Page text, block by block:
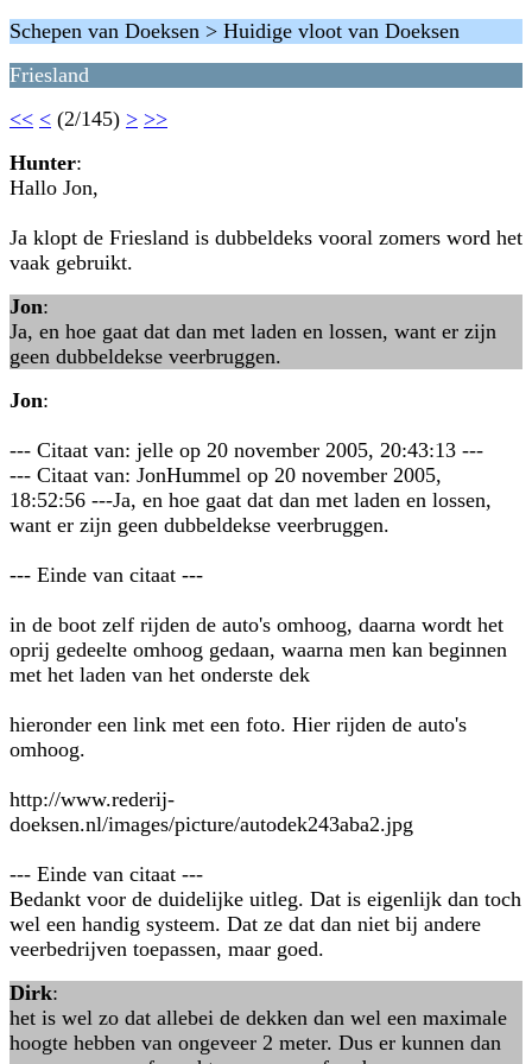
Schepen van Doeksen > Huidige vloot van Doeksen
Friesland
<< < (2/145) > >>
Hunter:
Hallo Jon,
Ja klopt de Friesland is dubbeldeks vooral zomers word het
vaak gebruikt.
Jon:
Ja, en hoe gaat dat dan met laden en lossen, want er zijn
geen dubbeldekse veerbruggen.
Jon:
--- Citaat van: jelle op 20 november 2005, 20:43:13 ---
--- Citaat van: JonHummel op 20 november 2005,
18:52:56 ---Ja, en hoe gaat dat dan met laden en lossen,
want er zijn geen dubbeldekse veerbruggen.
--- Einde van citaat ---
in de boot zelf rijden de auto's omhoog, daarna wordt het
oprij gedeelte omhoog gedaan, waarna men kan beginnen
met het laden van het onderste dek
hieronder een link met een foto. Hier rijden de auto's
omhoog.
http://www.rederij-
doeksen.nl/images/picture/autodek243aba2.jpg
--- Einde van citaat ---
Bedankt voor de duidelijke uitleg. Dat is eigenlijk dan toch
wel een handig systeem. Dat ze dat dan niet bij andere
veerbedrijven toepassen, maar goed.
Dirk:
het is wel zo dat allebei de dekken dan wel een maximale
hoogte hebben van ongeveer 2 meter. Dus er kunnen dan